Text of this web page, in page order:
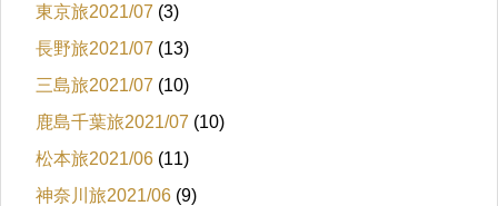
東京旅2021/07 (3)
長野旅2021/07 (13)
三島旅2021/07 (10)
鹿島千葉旅2021/07 (10)
松本旅2021/06 (11)
神奈川旅2021/06 (9)